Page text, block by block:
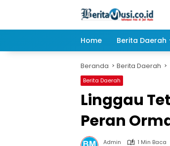
Home Berita Daerah
Beranda Berita Daerah
Berita Daerah
Linggau
Peran
Admin
1 Min Baca